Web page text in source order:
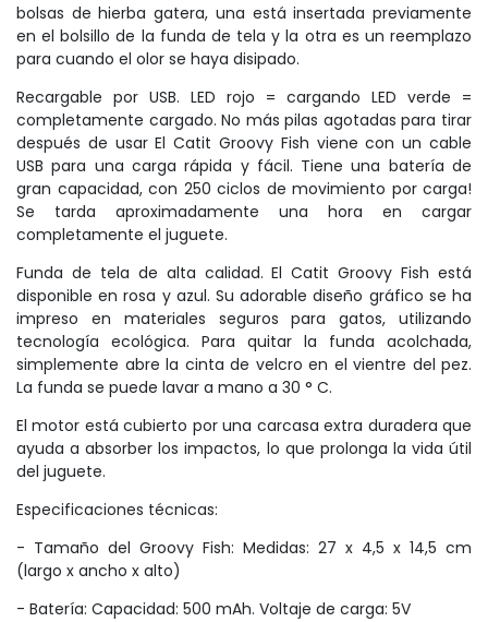
bolsas de hierba gatera, una está insertada previamente
en el bolsillo de la funda de tela y la otra es un reemplazo
para cuando el olor se haya disipado.
Recargable por USB. LED rojo = cargando LED verde =
completamente cargado. No más pilas agotadas para tirar
después de usar El Catit Groovy Fish viene con un cable
USB para una carga rápida y fácil. Tiene una batería de
gran capacidad, con 250 ciclos de movimiento por carga!
Se tarda aproximadamente una hora en cargar
completamente el juguete.
Funda de tela de alta calidad. El Catit Groovy Fish está
disponible en rosa y azul. Su adorable diseño gráfico se ha
impreso en materiales seguros para gatos, utilizando
tecnología ecológica. Para quitar la funda acolchada,
simplemente abre la cinta de velcro en el vientre del pez.
La funda se puede lavar a mano a 30 ° C.
El motor está cubierto por una carcasa extra duradera que
ayuda a absorber los impactos, lo que prolonga la vida útil
del juguete.
Especificaciones técnicas:
- Tamaño del Groovy Fish: Medidas: 27 x 4,5 x 14,5 cm
(largo x ancho x alto)
- Batería: Capacidad: 500 mAh. Voltaje de carga: 5V